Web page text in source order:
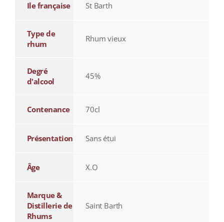
Ile française St Barth
Type de
rhum
Rhum vieux
Degré
d'alcool
45%
Contenance 70cl
Présentation Sans étui
Âge X.O
Marque &
Distillerie de
Rhums
Saint Barth